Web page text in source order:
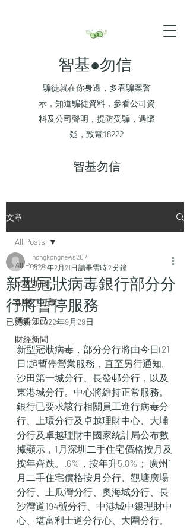
智基●勿信
騙徒就在你身邊，多看騙案警
示，知道騙徒資料，參看公司資
料及公司聲明，提防受騙，遇懷
疑，致電18222
​智基勿信
文章
All Posts
法庭新聞
創業二三事
酒逄知己
財經新聞
All Posts
新型冠狀病毒銀行部分分
行將暫停服務
hongkongnews207
2022年2月21日 讀畢需時 2 分鐘
已更新：2022年9月29日
新型冠狀病毒，部分分行將由今日(21
日)起暫停營業服務，直至另行通知。
沙田第一城分行、長發邨分行，以及
東港城分行。中心將維持正常服務。
銀行已要求該行相關員工進行病毒分
行、上環分行及卓越理財中心、大埔
分行及卓越理財中國家統計局公布數
據顯示，1月深圳二手住宅價格按月及
按年齊跌。.6%，按年升5.8%； 廣州1
月二手住宅價格按月分行、觀塘廣場
分行、土瓜灣分行、奧海城分行、長
沙灣道194號分行、中港城中銀理財中
心、堪富利士道分行心、大圍分行。